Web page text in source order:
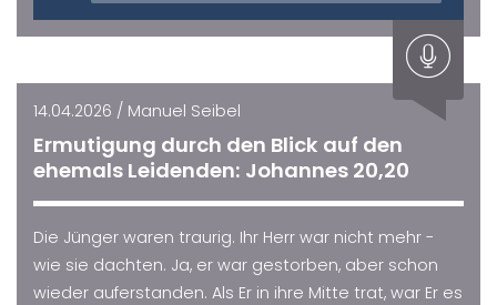
Player
14.04.2026 / Manuel Seibel
Ermutigung durch den Blick auf den
ehemals Leidenden: Johannes 20,20
Die Jünger waren traurig. Ihr Herr war nicht mehr -
wie sie dachten. Ja, er war gestorben, aber schon
wieder auferstanden. Als Er in ihre Mitte trat, war Er es